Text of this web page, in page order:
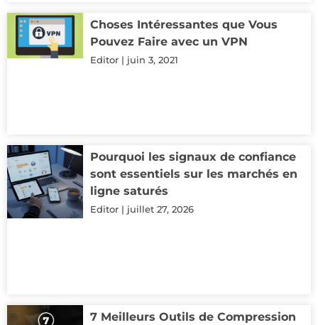
Choses Intéressantes que Vous
Pouvez Faire avec un VPN
Editor juin 3, 2021
Pourquoi les signaux de confiance
sont essentiels sur les marchés en
ligne saturés
Editor juillet 27, 2026
7 Meilleurs Outils de Compression